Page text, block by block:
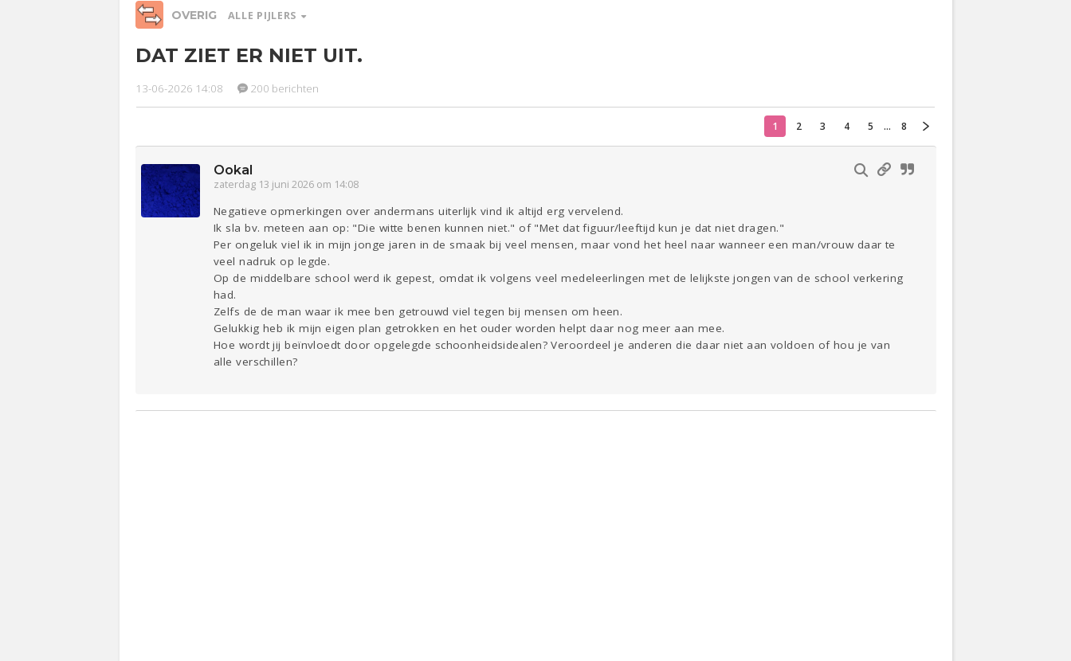
OVERIG ALLE PIJLERS
Beauty
Thuis
Sport
DAT ZIET ER NIET UIT.
13-06-2026 14:08 200 berichten
1 2 3 4 5 ... 8
Ookal
zaterdag 13 juni 2026 om 14:08
Negatieve opmerkingen over andermans uiterlijk vind ik altijd erg vervelend.
Ik sla bv. meteen aan op: "Die witte benen kunnen niet." of "Met dat figuur/leeftijd kun je dat niet dragen."
Per ongeluk viel ik in mijn jonge jaren in de smaak bij veel mensen, maar vond het heel naar wanneer een man/vrouw daar te
veel nadruk op legde.
Op de middelbare school werd ik gepest, omdat ik volgens veel medeleerlingen met de lelijkste jongen van de school verkering
had.
Zelfs de de man waar ik mee ben getrouwd viel tegen bij mensen om heen.
Gelukkig heb ik mijn eigen plan getrokken en het ouder worden helpt daar nog meer aan mee.
Hoe wordt jij beïnvloedt door opgelegde schoonheidsidealen? Veroordeel je anderen die daar niet aan voldoen of hou je van
alle verschillen?